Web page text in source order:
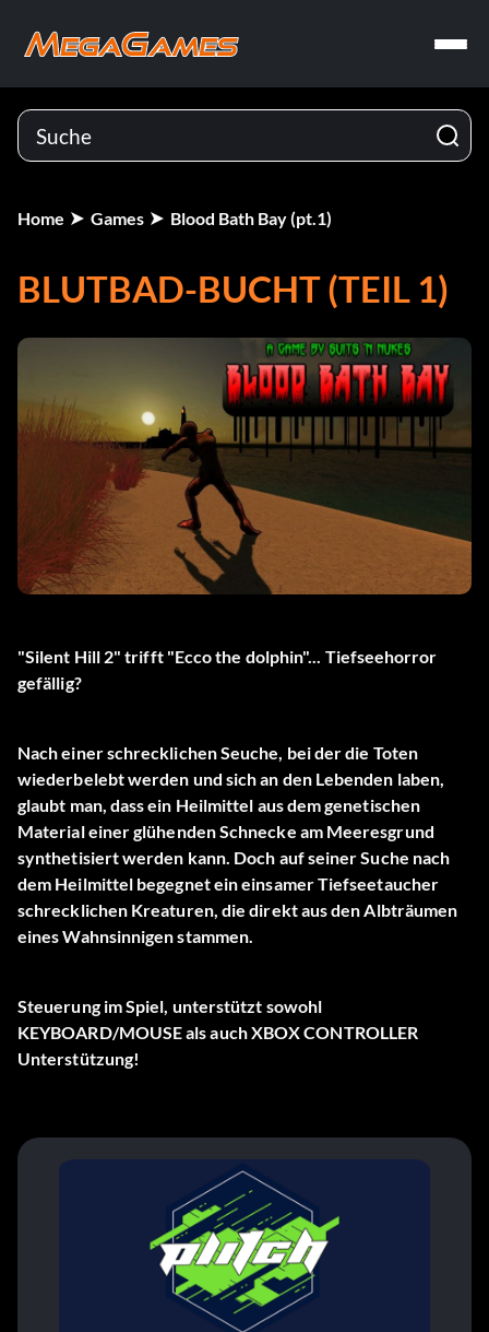
Home Games Blood Bath Bay (pt.1)
BLUTBAD-BUCHT (TEIL 1)
"Silent Hill 2" trifft "Ecco the dolphin"... Tiefseehorror
gefällig?
Nach einer schrecklichen Seuche, bei der die Toten
wiederbelebt werden und sich an den Lebenden laben,
glaubt man, dass ein Heilmittel aus dem genetischen
Material einer glühenden Schnecke am Meeresgrund
synthetisiert werden kann. Doch auf seiner Suche nach
dem Heilmittel begegnet ein einsamer Tiefseetaucher
schrecklichen Kreaturen, die direkt aus den Albträumen
eines Wahnsinnigen stammen.
Steuerung im Spiel, unterstützt sowohl
KEYBOARD/MOUSE als auch XBOX CONTROLLER
Unterstützung!